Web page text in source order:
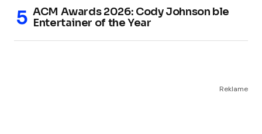
ACM Awards 2026: Cody Johnson ble
Entertainer of the Year
Reklame